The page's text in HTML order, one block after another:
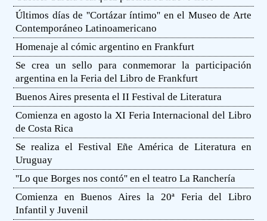
Últimos días de ''Cortázar íntimo'' en el Museo de Arte
Contemporáneo Latinoamericano
Homenaje al cómic argentino en Frankfurt
Se crea un sello para conmemorar la participación
argentina en la Feria del Libro de Frankfurt
Buenos Aires presenta el II Festival de Literatura
Comienza en agosto la XI Feria Internacional del Libro
de Costa Rica
Se realiza el Festival Eñe América de Literatura en
Uruguay
''Lo que Borges nos contó'' en el teatro La Ranchería
Comienza en Buenos Aires la 20ª Feria del Libro
Infantil y Juvenil